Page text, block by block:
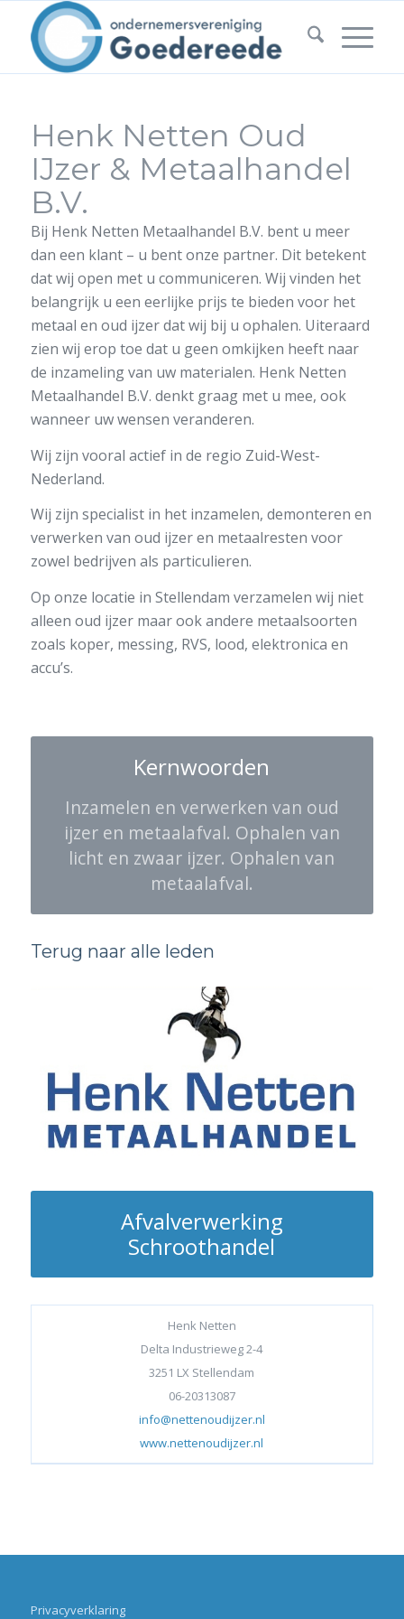
Henk Netten Oud
IJzer & Metaalhandel
B.V.
Bij Henk Netten Metaalhandel B.V. bent u meer
dan een klant – u bent onze partner. Dit betekent
dat wij open met u communiceren. Wij vinden het
belangrijk u een eerlijke prijs te bieden voor het
metaal en oud ijzer dat wij bij u ophalen. Uiteraard
zien wij erop toe dat u geen omkijken heeft naar
de inzameling van uw materialen. Henk Netten
Metaalhandel B.V. denkt graag met u mee, ook
wanneer uw wensen veranderen.
Wij zijn vooral actief in de regio Zuid-West-
Nederland.
Wij zijn specialist in het inzamelen, demonteren en
verwerken van oud ijzer en metaalresten voor
zowel bedrijven als particulieren.
Op onze locatie in Stellendam verzamelen wij niet
alleen oud ijzer maar ook andere metaalsoorten
zoals koper, messing, RVS, lood, elektronica en
accu’s.
Kernwoorden
Inzamelen en verwerken van oud
ijzer en metaalafval. Ophalen van
licht en zwaar ijzer. Ophalen van
metaalafval.
Terug naar alle leden
Afvalverwerking
Schroothandel
Henk Netten
Delta Industrieweg 2-4
3251 LX Stellendam
06-20313087
info@nettenoudijzer.nl
www.nettenoudijzer.nl
Privacyverklaring